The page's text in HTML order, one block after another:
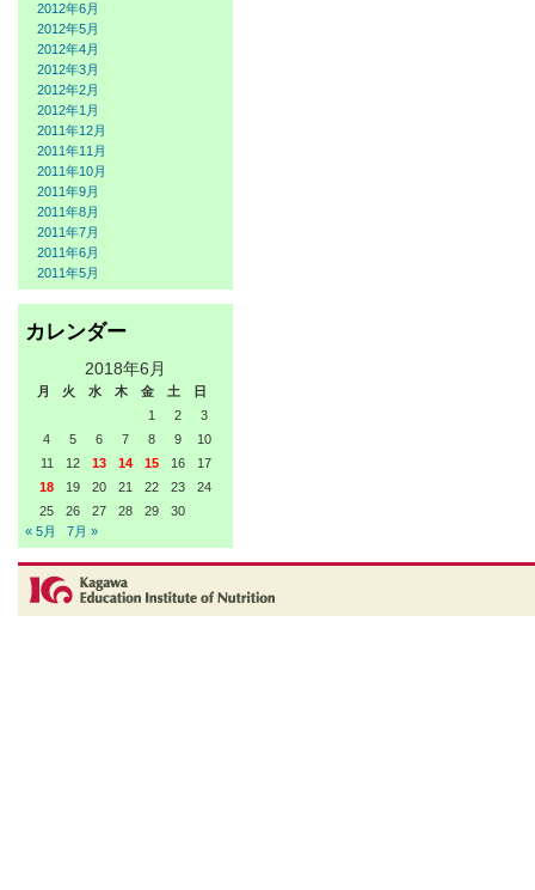
2012年6月
2012年5月
2012年4月
2012年3月
2012年2月
2012年1月
2011年12月
2011年11月
2011年10月
2011年9月
2011年8月
2011年7月
2011年6月
2011年5月
カレンダー
2018年6月
月 火 水 木 金 土
日
1
2
3
4
5 6 7 8 9
10
11
12 13 14 15 16
17
18
19 20 21 22 23
24
25
26 27 28 29
30
« 5月
7月 »